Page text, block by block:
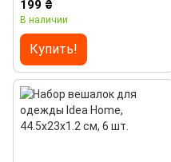
199 ₴
В наличии
Купить!